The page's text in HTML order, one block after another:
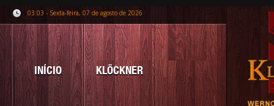
03:03 - Sexta-feira, 07 de agosto de 2026
INÍCIO KLÖCKNER